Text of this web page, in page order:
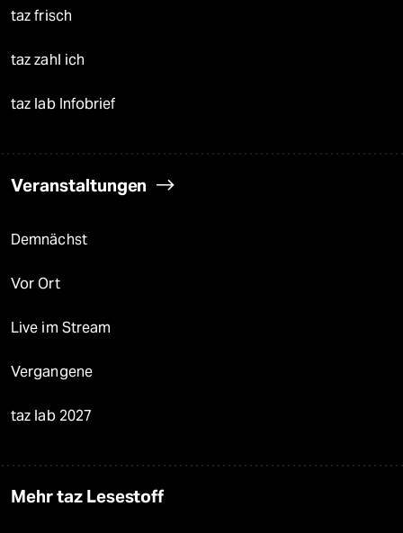
taz frisch
taz zahl ich
taz lab Infobrief
Veranstaltungen
Demnächst
Vor Ort
Live im Stream
Vergangene
taz lab 2027
Mehr taz Lesestoff